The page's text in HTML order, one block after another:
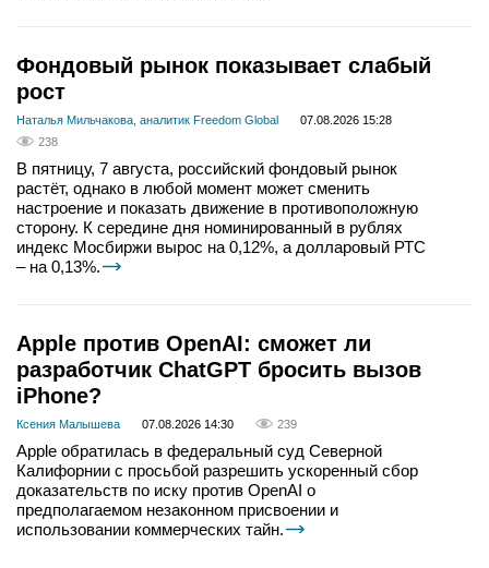
Фондовый рынок показывает слабый
рост
Наталья Мильчакова, аналитик Freedom Global
07.08.2026 15:28
238
В пятницу, 7 августа, российский фондовый рынок
растёт, однако в любой момент может сменить
настроение и показать движение в противоположную
сторону. К середине дня номинированный в рублях
индекс Мосбиржи вырос на 0,12%, а долларовый РТС
– на 0,13%.
Apple против OpenAI: сможет ли
разработчик ChatGPT бросить вызов
iPhone?
Ксения Малышева 07.08.2026 14:30 239
Apple обратилась в федеральный суд Северной
Калифорнии с просьбой разрешить ускоренный сбор
доказательств по иску против OpenAI о
предполагаемом незаконном присвоении и
использовании коммерческих тайн.